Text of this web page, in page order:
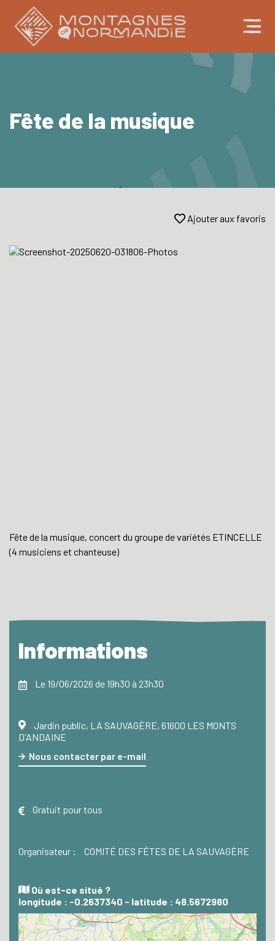
Fête de la musique
Ajouter aux favoris
Fête de la musique, concert du groupe de variétés ETINCELLE
(4 musiciens et chanteuse)
Informations
Le 19/06/2026 de 19h30 à 23h30
Jardin public, LA SAUVAGÈRE, 61600 LES MONTS
D'ANDAINE
Nous contacter par e-mail
Gratuit pour tous
Organisateur : COMITÉ DES FÊTES DE LA SAUVAGÈRE
Où est-ce situé ?
longitude : -0.2637340 - latitude : 48.5672980